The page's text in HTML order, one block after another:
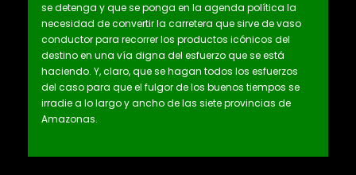
se detenga y que se ponga en la agenda política la
necesidad de convertir la carretera que sirve de vaso
conductor para recorrer los productos icónicos del
destino en una vía digna del esfuerzo que se está
haciendo. Y, claro, que se hagan todos los esfuerzos
del caso para que el fulgor de los buenos tiempos se
irradie a lo largo y ancho de las siete provincias de
Amazonas.